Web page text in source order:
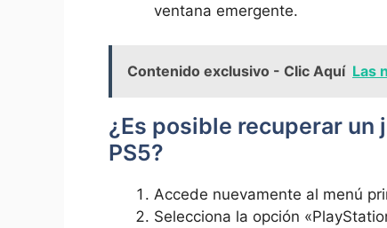
‌ventana emergente.
Contenido exclusivo - Clic Aquí Las
¿Es posible recuperar
PS5?
Accede ‍nuevamente al menú​
Selecciona la opción‌